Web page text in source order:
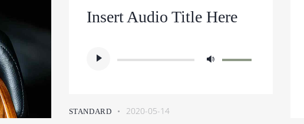
Insert Audio Title Here
plików
STANDARD 2020-05-14